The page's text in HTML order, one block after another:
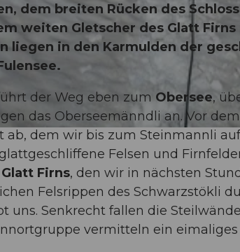
dem breiten Rücken des
weiten Gletscher des Glatt
liegen in den Karmulden der
der Weg eben zum Obersee,
das Oberseemänndli an. Vor
ab, dem wir bis zum Steinmannli
Felsen und
Glatt Firns, den wir in nächsten
Felsrippen des Schwarzstökli
Senkrecht fallen die
vermitteln ein eimaliges